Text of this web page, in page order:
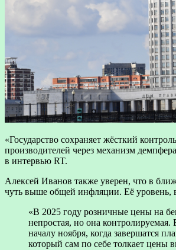
«Государство сохраняет жёсткий
производителей через механизм
в интервью RT.
Алексей Иванов также уверен, что в
чуть выше общей инфляции. Её уровень,
«В 2025 году розничные цены на
непростая, но она
началу ноября, когда завершатся
который сам по себе толкает